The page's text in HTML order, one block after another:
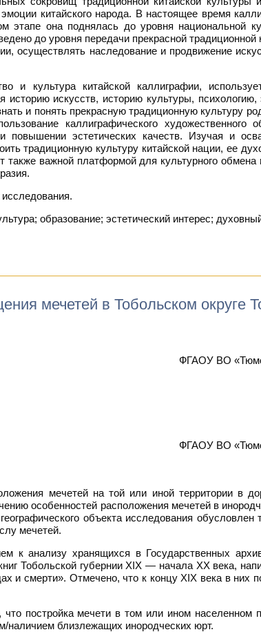
китайского народа. В настоящее время
этапе она поднялась до уровня национальной
до уровня передачи прекрасной
осуществлять наследование и продвижение
и культура китайской каллиграфии,
историю искусств, историю культуры,
и понять прекрасную традиционную культуру
каллиграфического художественного
эстетических качеств. Изучая и
традиционную культуру китайской нации, ее
также важной платформой для культурного
образование; эстетический интерес;
мечетей в Тобольском округе
ФГАОУ ВО
ФГАОУ ВО
мечетей на той или иной территории в
особенностей расположения мечетей в
объекта исследования
мечетей.
к анализу хранящихся в Государственных
Тобольской губернии XIX — начала XX века,
и смерти». Отмечено, что к концу XIX века в них
постройка мечети в том или ином населенном
наличием близлежащих инородческих юрт.